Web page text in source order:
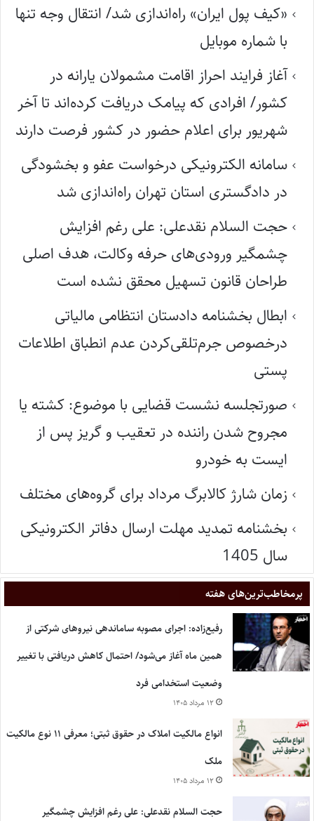
«کیف پول ایران» راه‌اندازی شد/ انتقال وجه تنها
با شماره موبایل
آغاز فرایند احراز اقامت مشمولان یارانه در
کشور/ افرادی که پیامک دریافت کرده‌اند تا آخر
شهریور برای اعلام حضور در کشور فرصت دارند
سامانه الکترونیکی درخواست عفو و بخشودگی
در دادگستری استان تهران راه‌اندازی شد
حجت السلام نقدعلی: علی رغم افزایش
چشمگیر ورودی‌های حرفه وکالت، هدف اصلی
طراحان قانون تسهیل محقق نشده است
ابطال بخشنامه دادستان انتظامی مالیاتی
درخصوص جرم‌تلقی‌کردن عدم انطباق اطلاعات
پستی
صورتجلسه نشست قضایی با موضوع: کشته یا
مجروح شدن راننده در تعقیب و گریز پس از
ایست به خودرو
زمان شارژ کالابرگ مرداد برای گروه‌های مختلف
بخشنامه تمدید مهلت ارسال دفاتر الکترونیکی
سال 1405
پر‌مخاطب‌ترین‌های هفته
رفیع‌زاده: اجرای مصوبه ساماندهی نیروهای شرکتی از
همین ماه آغاز می‌شود/ احتمال کاهش دریافتی با تغییر
وضعیت استخدامی فرد
۱۲ مرداد ۱۴۰۵
انواع مالکیت املاک در حقوق ثبتی؛ معرفی ۱۱ نوع مالکیت
ملک
۱۲ مرداد ۱۴۰۵
حجت السلام نقدعلی: علی رغم افزایش چشمگیر